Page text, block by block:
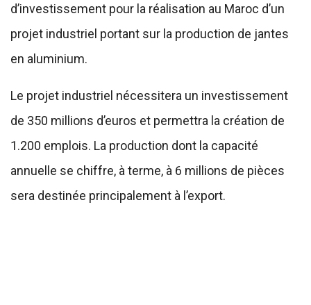
d’investissement pour la réalisation au Maroc d’un
projet industriel portant sur la production de jantes
en aluminium.
Le projet industriel nécessitera un investissement
de 350 millions d’euros et permettra la création de
1.200 emplois. La production dont la capacité
annuelle se chiffre, à terme, à 6 millions de pièces
sera destinée principalement à l’export.